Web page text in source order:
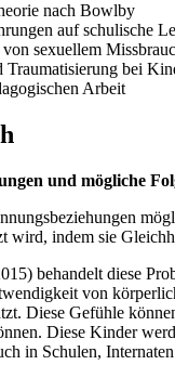
nach Bowlby
auf schulische
sexuellem
Traumatisierung bei
Arbeit
und mögliche
wird, indem sie
behandelt diese
von
Diese Gefühle
Diese Kinder
in Schulen,